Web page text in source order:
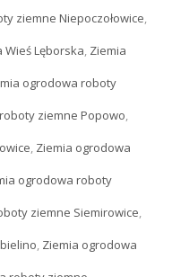
ziemne Niepoczołowice,
Lęborska, Ziemia
ogrodowa roboty
ziemne Popowo,
, Ziemia ogrodowa
ogrodowa roboty
ziemne Siemirowice,
, Ziemia ogrodowa